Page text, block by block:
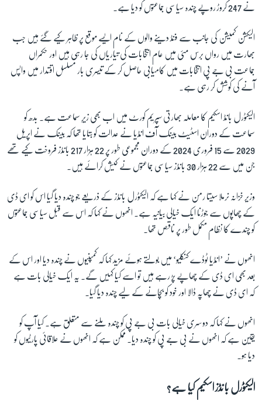
نے 247 کروڑ روپے چندہ سیاسی جماعتوں کو دیا ہے۔
الیکشن کمیشن کی جانب سے فنڈ دینے والوں کے نام ایسے موقع پر ظاہر کیے گئے ہیں جب
بھارت میں رواں برس مئی میں عام انتخابات کی تیاریاں کی جا رہی ہیں اور حکمراں
جماعت بی جے پی انتخابات میں کامیابی حاصل کر کے تیسری بار مسلسل اقتدار میں واپس
آنے کی کوشش کر رہی ہے۔
الیکٹورل بانڈ اسکیم کا معاملہ بھارتی سپریم کورٹ میں اب بھی زیرِ سماعت ہے۔ بدھ کو
سماعت کے دوران اسٹیٹ بینک آف انڈیا نے عدالت کو بتایا تھا کہ بینک نے اپریل
2029 سے 15 فروری 2024 کے دوران مجموعی طور پر 22 ہزار 217 بانڈز فروخت کیے تھے
جن میں سے 22 ہزار 30 بانڈز سیاسی جماعتوں نے کیش کرائے ہیں۔
وزیر خزانہ نرملا سیتا رمن نے کہا ہے کہ الیکٹورل بانڈز کے ذریعے جو چندہ دیا گیا اس کو ای ڈی
کے چھاپوں سے جوڑنا ایک خیالی بیانیہ ہے۔ انھوں نے کہا کہ اس سے قبل سیاسی جماعتوں
کو چندے کا نظام مکمل طور پر ناقص تھا۔
انھوں نے ’انڈیا ٹوڈے کنکلیو‘ میں بولتے ہوئے مزید کہا کہ کمپنیوں نے چندہ دیا اور اس کے
بعد بھی ای ڈی کے چھاپے پڑ رہے ہیں تو اسے کیا کہیں گے۔ یہ ایک خیالی بات ہے
کہ ای ڈی نے چھاپہ ڈالا اور خود کو بچانے کے لیے چندہ دیا گیا۔
انھوں نے کہا کہ دوسری خیالی بات بی جے پی کو چندہ ملنے سے متعلق ہے۔ کیا آپ کو
یقین ہے کہ انھوں نے بی جے پی کو چندہ دیا۔ ممکن ہے کہ انھوں نے علاقائی پارٹیوں کو
دیا ہو۔
الیکٹورل بانڈز اسکیم کیا ہے؟